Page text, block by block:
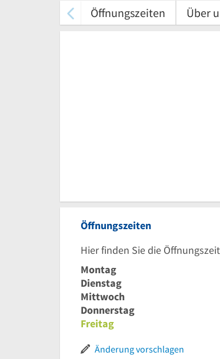
Öffnungszeiten Über
Öffnungszeiten
Hier finden Sie die
Montag
Dienstag
Mittwoch
Donnerstag
Freitag
Änderung vorschlagen